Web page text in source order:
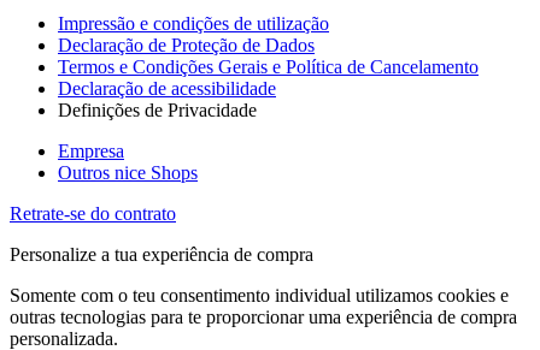
Impressão e condições de utilização
Declaração de Proteção de Dados
Termos e Condições Gerais e Política de Cancelamento
Declaração de acessibilidade
Definições de Privacidade
Empresa
Outros nice Shops
Retrate-se do contrato
Personalize a tua experiência de compra
Somente com o teu consentimento individual utilizamos cookies e
outras tecnologias para te proporcionar uma experiência de compra
personalizada.